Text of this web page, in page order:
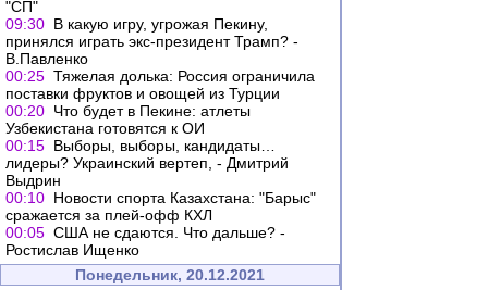
"СП"
09:30 В какую игру, угрожая Пекину,
принялся играть экс-президент Трамп? -
В.Павленко
00:25 Тяжелая долька: Россия ограничила
поставки фруктов и овощей из Турции
00:20 Что будет в Пекине: атлеты
Узбекистана готовятся к ОИ
00:15 Выборы, выборы, кандидаты…
лидеры? Украинский вертеп, - Дмитрий
Выдрин
00:10 Новости спорта Казахстана: "Барыс"
сражается за плей-офф КХЛ
00:05 США не сдаются. Что дальше? -
Ростислав Ищенко
Понедельник, 20.12.2021